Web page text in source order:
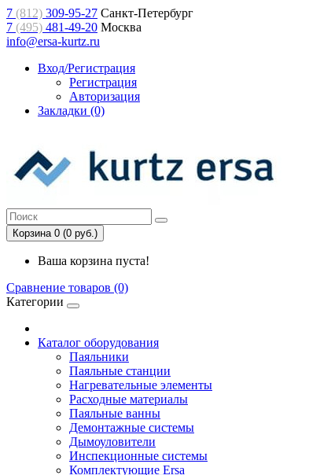
7 (812) 309-95-27 Санкт-Петербург
7 (495) 481-49-20 Москва
info@ersa-kurtz.ru
Вход/Регистрация
Регистрация
Авторизация
Закладки (0)
Корзина 0 (0 руб.)
Ваша корзина пуста!
Сравнение товаров (0)
Категории
Каталог оборудования
Паяльники
Паяльные станции
Нагревательные элементы
Расходные материалы
Паяльные ванны
Демонтажные системы
Дымоуловители
Инспекционные системы
Комплектующие Ersa